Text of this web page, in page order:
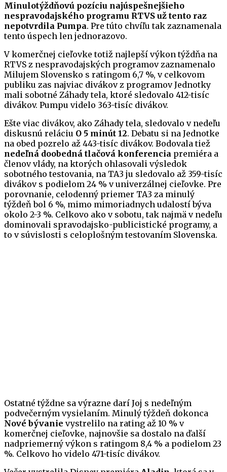
Minulotýždňovú pozíciu najúspešnejšieho
nespravodajského programu RTVS už tento raz
nepotvrdila Pumpa. Pre túto chvíľu tak zaznamenala
tento úspech len jednorazovo.
V komerčnej cieľovke totiž najlepší výkon týždňa na
RTVS z nespravodajských programov zaznamenalo
Milujem Slovensko s ratingom 6,7 %, v celkovom
publiku zas najviac divákov z programov Jednotky
mali sobotné Záhady tela, ktoré sledovalo 412-tisíc
divákov. Pumpu videlo 363-tisíc divákov.
Ešte viac divákov, ako Záhady tela, sledovalo v nedeľu
diskusnú reláciu O 5 minút 12. Debatu si na Jednotke
na obed pozrelo až 443-tisíc divákov. Bodovala tiež
nedeľná doobedná tlačová konferencia premiéra a
členov vlády, na ktorých ohlasovali výsledok
sobotného testovania, na TA3 ju sledovalo až 359-tisíc
divákov s podielom 24 % v univerzálnej cieľovke. Pre
porovnanie, celodenný priemer TA3 za minulý
týždeň bol 6 %, mimo mimoriadnych udalostí býva
okolo 2-3 %. Celkovo ako v sobotu, tak najmä v nedeľu
dominovali spravodajsko-publicistické programy, a
to v súvislosti s celoplošným testovaním Slovenska.
Ostatné týždne sa výrazne darí Joj s nedeľným
podvečerným vysielaním. Minulý týždeň dokonca
Nové bývanie vystrelilo na rating až 10 % v
komerčnej cieľovke, najnovšie sa dostalo na ďalší
nadpriemerný výkon s ratingom 8,4 % a podielom 23
%. Celkovo ho videlo 471-tisíc divákov.